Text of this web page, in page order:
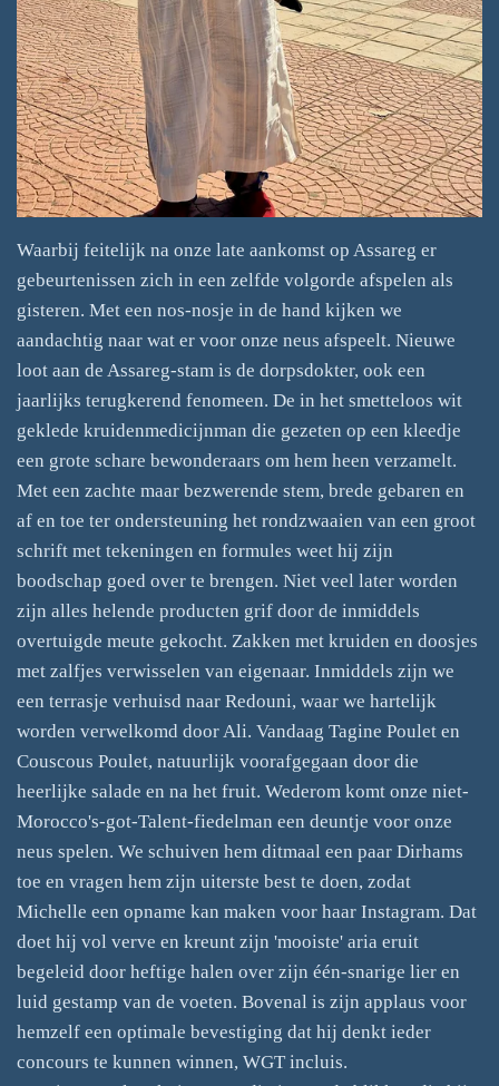
Waarbij feitelijk na onze late aankomst op Assareg er
gebeurtenissen zich in een zelfde volgorde afspelen als
gisteren. Met een nos-nosje in de hand kijken we
aandachtig naar wat er voor onze neus afspeelt. Nieuwe
loot aan de Assareg-stam is de dorpsdokter, ook een
jaarlijks terugkerend fenomeen. De in het smetteloos wit
geklede kruidenmedicijnman die gezeten op een kleedje
een grote schare bewonderaars om hem heen verzamelt.
Met een zachte maar bezwerende stem, brede gebaren en
af en toe ter ondersteuning het rondzwaaien van een groot
schrift met tekeningen en formules weet hij zijn
boodschap goed over te brengen. Niet veel later worden
zijn alles helende producten grif door de inmiddels
overtuigde meute gekocht. Zakken met kruiden en doosjes
met zalfjes verwisselen van eigenaar. Inmiddels zijn we
een terrasje verhuisd naar Redouni, waar we hartelijk
worden verwelkomd door Ali. Vandaag Tagine Poulet en
Couscous Poulet, natuurlijk voorafgegaan door die
heerlijke salade en na het fruit. Wederom komt onze niet-
Morocco's-got-Talent-fiedelman een deuntje voor onze
neus spelen. We schuiven hem ditmaal een paar Dirhams
toe en vragen hem zijn uiterste best te doen, zodat
Michelle een opname kan maken voor haar Instagram. Dat
doet hij vol verve en kreunt zijn 'mooiste' aria eruit
begeleid door heftige halen over zijn één-snarige lier en
luid gestamp van de voeten. Bovenal is zijn applaus voor
hemzelf een optimale bevestiging dat hij denkt ieder
concours te kunnen winnen, WGT incluis.